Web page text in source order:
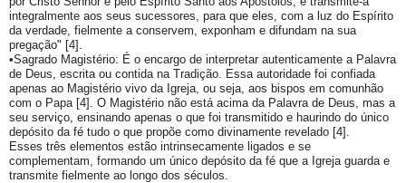
integralmente aos seus sucessores, para que eles, com a luz do Espírito
da verdade, fielmente a conservem, exponham e difundam na sua
pregação" [4].
•Sagrado Magistério: É o encargo de interpretar autenticamente a Palavra
de Deus, escrita ou contida na Tradição. Essa autoridade foi confiada
apenas ao Magistério vivo da Igreja, ou seja, aos bispos em comunhão
com o Papa [4]. O Magistério não está acima da Palavra de Deus, mas a
seu serviço, ensinando apenas o que foi transmitido e haurindo do único
depósito da fé tudo o que propõe como divinamente revelado [4].
Esses três elementos estão intrinsecamente ligados e se
complementam, formando um único depósito da fé que a Igreja guarda e
transmite fielmente ao longo dos séculos.